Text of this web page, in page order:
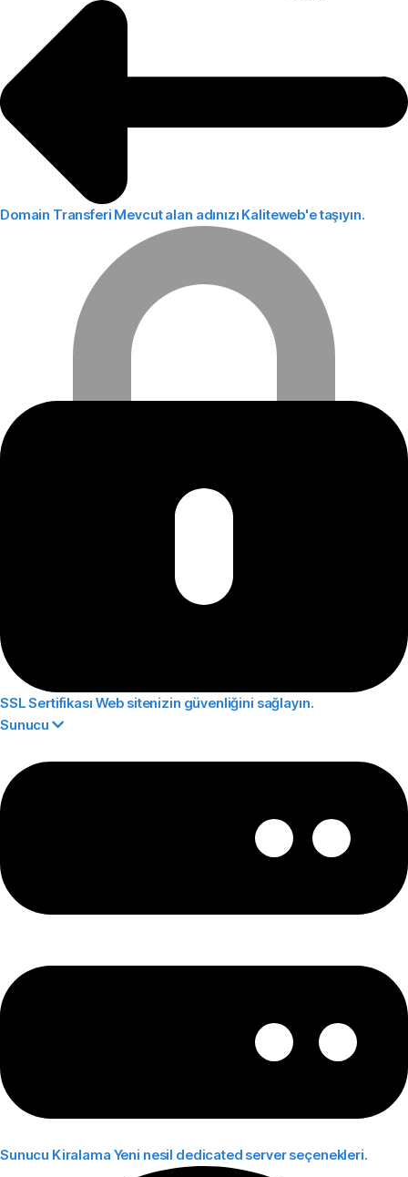
Domain Transferi Mevcut alan adınızı Kaliteweb'e taşıyın.
SSL Sertifikası Web sitenizin güvenliğini sağlayın.
Sunucu
Sunucu Kiralama Yeni nesil dedicated server seçenekleri.